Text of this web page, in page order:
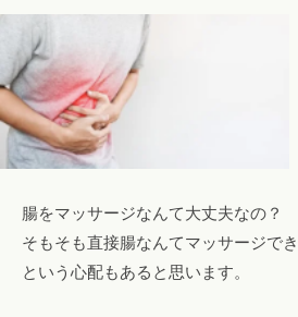
腸をマッサージなんて大丈夫なの？
そもそも直接腸なんてマッサージで
という心配もあると思います。